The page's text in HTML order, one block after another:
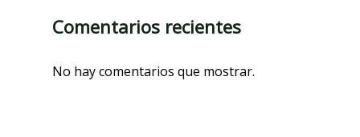
Comentarios recientes
No hay comentarios que mostrar.